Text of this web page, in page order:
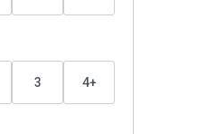
3 4+